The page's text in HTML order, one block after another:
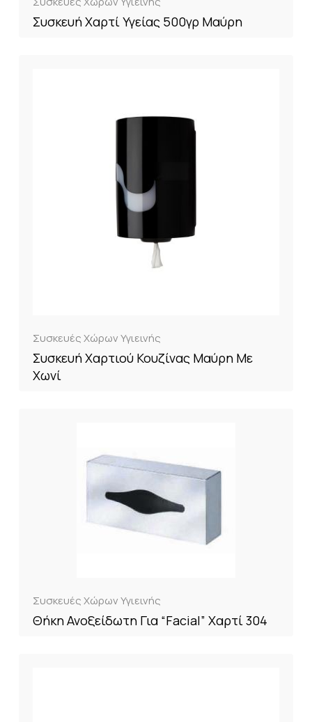
Συσκευή Χαρτί Υγείας 500γρ Μαύρη
Συσκευές Χώρων Υγιεινής
Συσκευή Χαρτιού Κουζίνας Μαύρη Με
Χωνί
Συσκευές Χώρων Υγιεινής
Θήκη Ανοξείδωτη Για “Facial” Xαρτί 304